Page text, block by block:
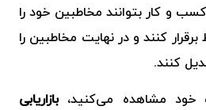
و کار بتوانند مخاطبین خود را
کنند و در نهایت مخاطبین را
کنند.
خود مشاهده می‌کنید،بازاریابی